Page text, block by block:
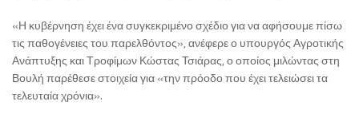
«Η κυβέρνηση έχει ένα συγκεκριμένο σχέδιο για να αφήσουμε πίσω
τις παθογένειες του παρελθόντος», ανέφερε ο υπουργός Αγροτικής
Ανάπτυξης και Τροφίμων Κώστας Τσιάρας, ο οποίος μιλώντας στη
Βουλή παρέθεσε στοιχεία για «την πρόοδο που έχει τελειώσει τα
τελευταία χρόνια».